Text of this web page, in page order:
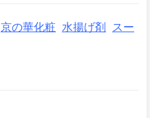
京の華化粧 水揚げ剤 スー